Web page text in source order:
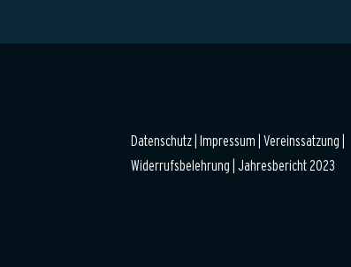
Datenschutz| Impressum | Vereinssatzung |
Widerrufsbelehrung Jahresbericht 2023